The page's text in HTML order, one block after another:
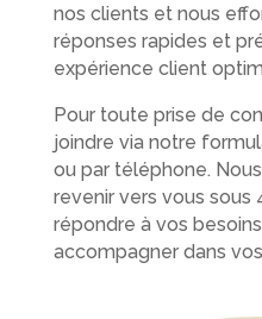
nos clients et nous
réponses rapides et
expérience client
Pour toute prise de
joindre via notre
ou par téléphone.
revenir vers vous sous
répondre à vos
accompagner dans